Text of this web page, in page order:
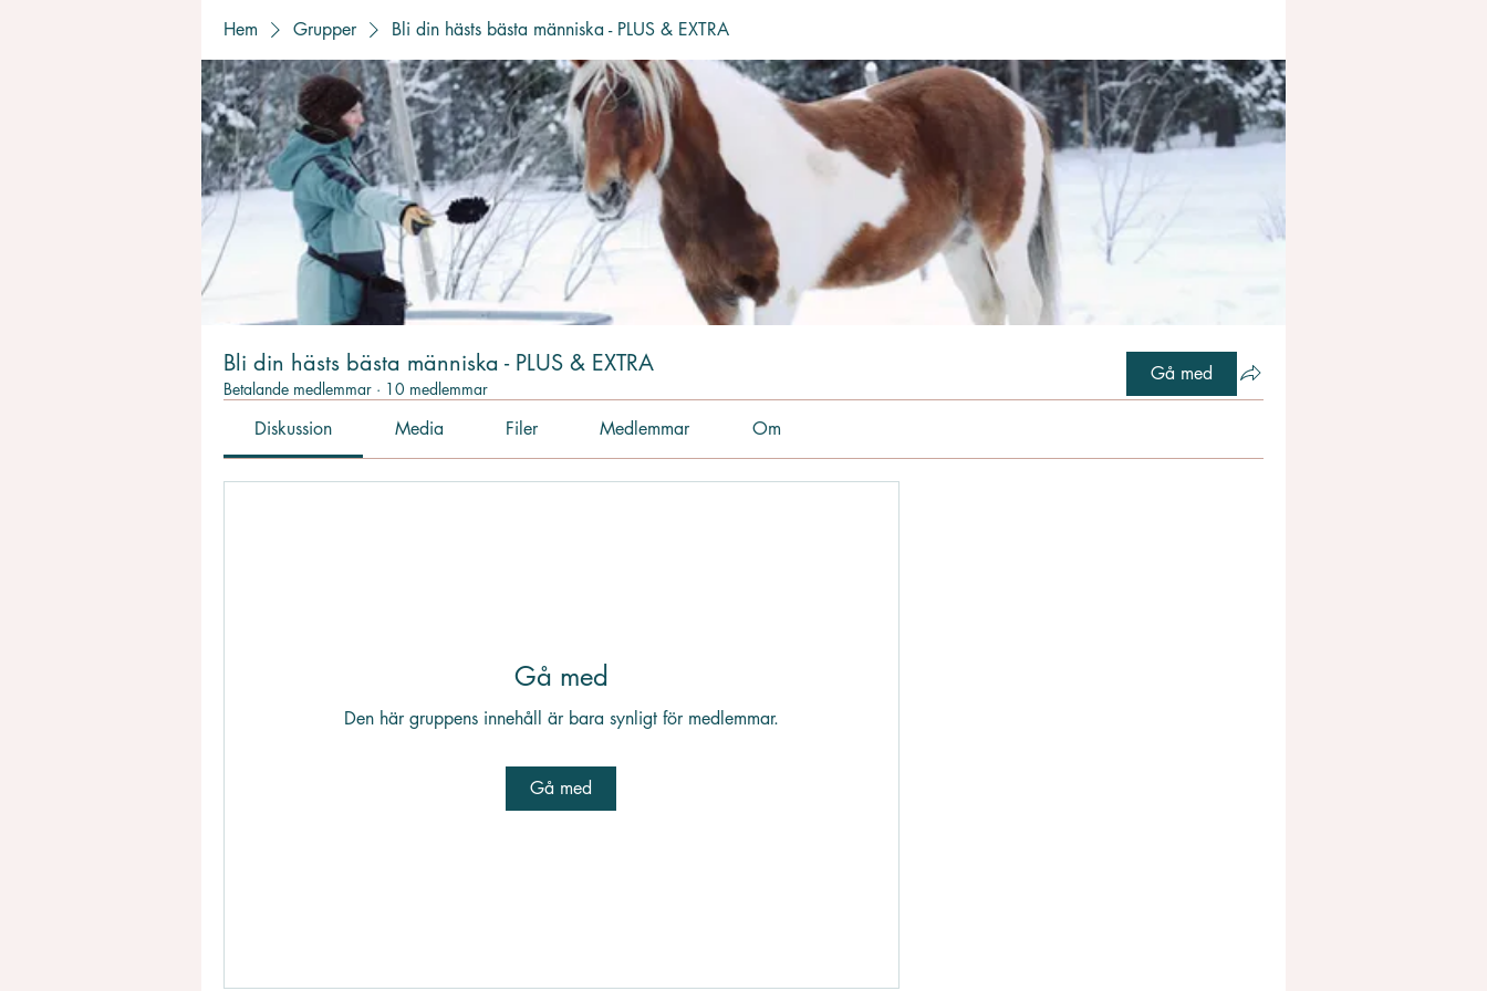
Hem Grupper Bli din hästs bästa människa - PLUS & EXTRA
Bli din hästs bästa människa - PLUS & EXTRA
Betalande medlemmar · 10 medlemmar
Gå med
Diskussion Media Filer Medlemmar Om
Gå med
Den här gruppens innehåll är bara synligt för medlemmar.
Gå med